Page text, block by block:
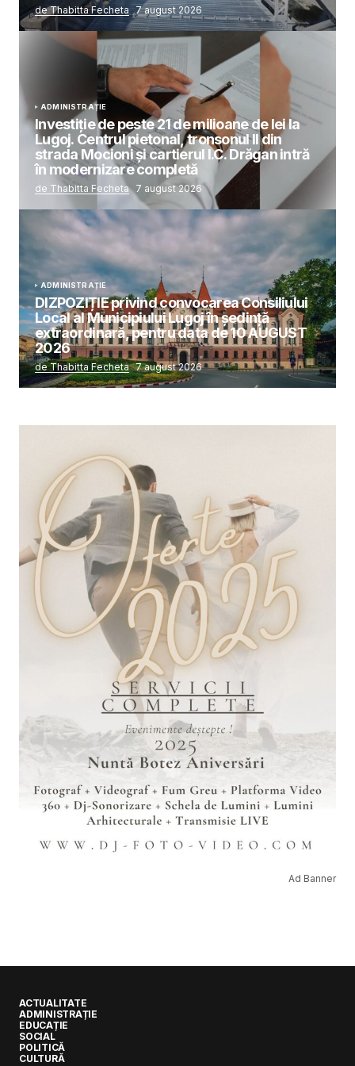
de Thabitta Fecheta 7 august 2026
ADMINISTRAȚIE
Investiție de peste 21 de milioane de lei la
Lugoj. Centrul pietonal, tronsonul II din
strada Mocioni și cartierul I.C. Drăgan intră
în modernizare completă
de Thabitta Fecheta 7 august 2026
ADMINISTRAȚIE
DIZPOZIȚIE privind convocarea Consiliului
Local al Municipiului Lugoj în şedinţă
extraordinară, pentru data de 10 AUGUST
2026
de Thabitta Fecheta 7 august 2026
Ad Banner
ACTUALITATE
ADMINISTRAȚIE
EDUCAȚIE
SOCIAL
POLITICĂ
CULTURĂ